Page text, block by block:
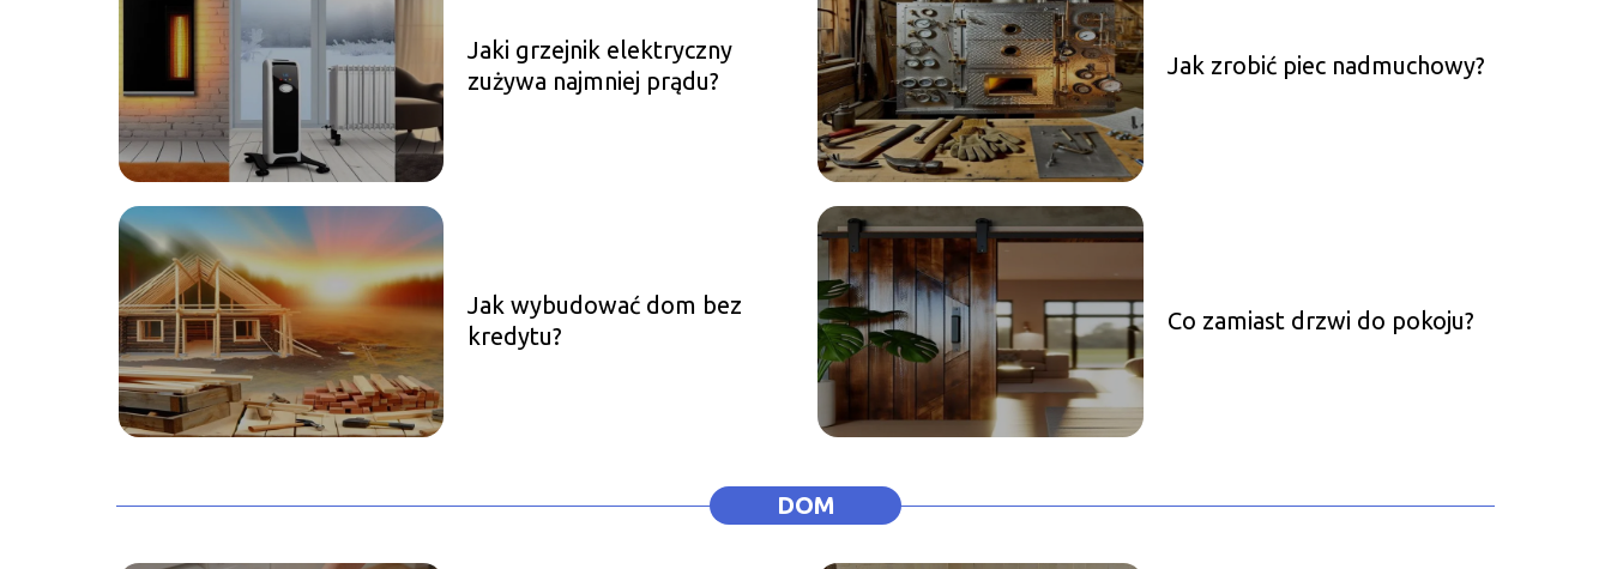
Jaki grzejnik elektryczny
zużywa najmniej prądu?
Jak zrobić piec nadmuchowy?
Jak wybudować dom bez
kredytu?
Co zamiast drzwi do pokoju?
DOM